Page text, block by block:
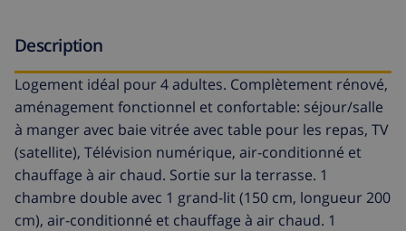
Description
Logement idéal pour 4 adultes. Complètement rénové,
aménagement fonctionnel et confortable: séjour/salle
à manger avec baie vitrée avec table pour les repas, TV
(satellite), Télévision numérique, air-conditionné et
chauffage à air chaud. Sortie sur la terrasse. 1
chambre double avec 1 grand-lit (150 cm, longueur 200
cm), air-conditionné et chauffage à air chaud. 1